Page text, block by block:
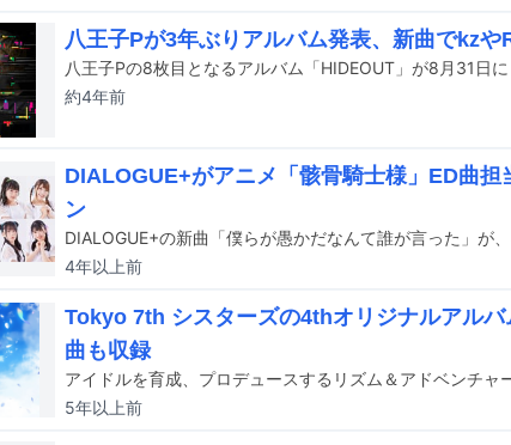
八王子Pが3年ぶりアルバム発表、新曲でkz
八王子Pの8枚目となるアルバム「HIDEOUT」が8月31日に
約4年前
DIALOGUE+がアニメ「骸骨騎士様」ED曲
ン
4年以上前
Tokyo 7th シスターズの4thオリジナルアル
曲も収録
5年以上前